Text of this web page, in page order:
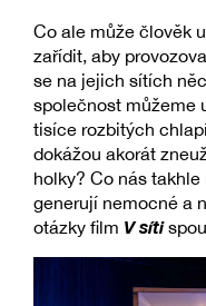
Co ale může člověk
zařídit, aby
se na jejich sítích
společnost můžeme
tisíce rozbitých
dokážou akorát
holky? Co nás
generují nemocné a
otázky film V síti